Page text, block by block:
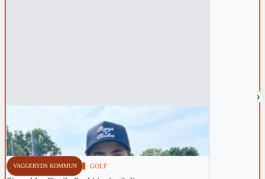
›
VAGGERYDS KOMMUN GOLF